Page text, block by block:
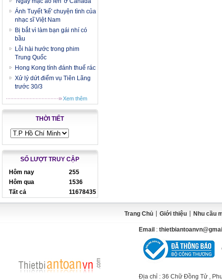
Ánh Tuyết 'kể' chuyện tình của
nhạc sĩ Việt Nam
Bị bắt vì làm bạn gái nhí có
bầu
Lỗi hài hước trong phim
Trung Quốc
Hong Kong tính đánh thuế rác
Xử lý dứt điểm vụ Tiên Lãng
trước 30/3
Xem thêm
THỜI TIẾT
SỐ LƯỢT TRUY CẬP
Hôm nay
255
Hôm qua
1536
Tất cả
11678435
Trang Chủ Giới thiệu Nhu cầu
Email :
Địa chỉ : 36 Chữ Đồng Tử ,